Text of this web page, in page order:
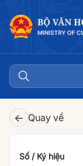
← Quay về
Số / Ký hiệu